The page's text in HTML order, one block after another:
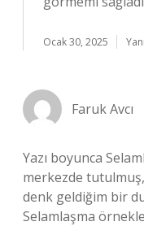
Ocak 30, 2025
Faruk Avcı
Yazı boyunca
merkezde
denk geldiğim bir
Selamlaşma